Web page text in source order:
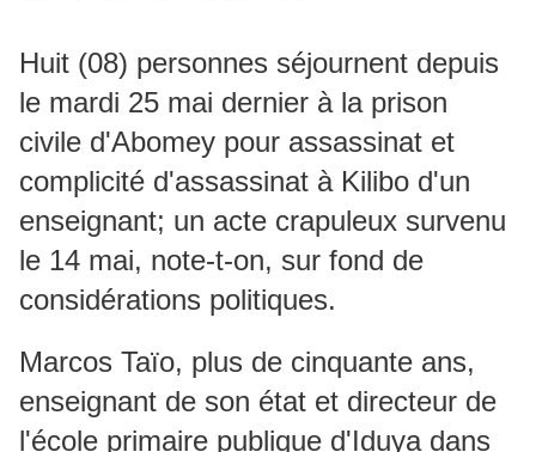
Huit (08) personnes séjournent depuis
le mardi 25 mai dernier à la prison
civile d'Abomey pour assassinat et
complicité d'assassinat à Kilibo d'un
enseignant; un acte crapuleux survenu
le 14 mai, note-t-on, sur fond de
considérations politiques.
Marcos Taïo, plus de cinquante ans,
enseignant de son état et directeur de
l'école primaire publique d'Iduya dans